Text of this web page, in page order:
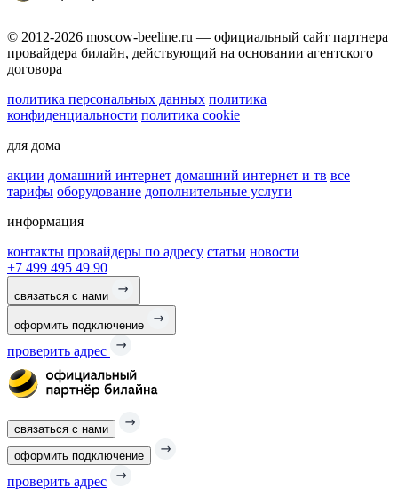
© 2012-2026 moscow-beeline.ru — официальный сайт партнера
провайдера билайн, действующий на основании агентского
договора
политика персональных данных политика
конфиденциальности политика cookie
для дома
акции домашний интернет домашний интернет и тв все
тарифы оборудование дополнительные услуги
информация
контакты провайдеры по адресу статьи новости
+7 499 495 49 90
связаться с нами
оформить подключение
проверить адрес
связаться с нами
оформить подключение
проверить адрес